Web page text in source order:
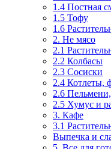
1.4 Постная
1.5 Тофу
1.6
2. Не мясо
2.1
2.2 Колбасы
2.3 Сосиски
2.4 Котлеты,
2.6
2.5 Хумус и
3. Кафе
3.1
Выпечка и